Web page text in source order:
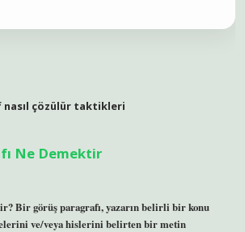
nasıl çözülür taktikleri
Ne Demektir
Bir görüş paragrafı, yazarın belirli bir konu
ve/veya hislerini belirten bir metin